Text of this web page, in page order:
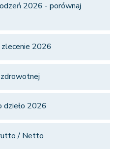
2026 - porównaj
2026
dzieło 2026
/ Netto